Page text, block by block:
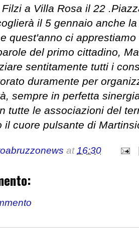
a Villa Rosa il 22
il 5 gennaio anche
quest'anno ci
del primo cittadino,
sentitamente tutti i
duramente per
sempre in perfetta
tutte le associazioni del
il cuore pulsante di
at16:30